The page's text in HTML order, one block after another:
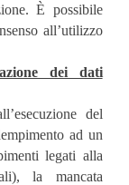
È possibile
all’utilizzo
dei dati
del
ad un
legati alla
la mancata